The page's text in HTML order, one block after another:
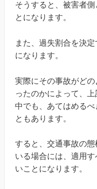
そうすると、被害者
とになります。
また、過失割合を決
になります。
実際にその事故がど
ったのかによって、
中でも、あてはめる
ともあります。
すると、交通事故の
いる場合には、適用
いことになります。